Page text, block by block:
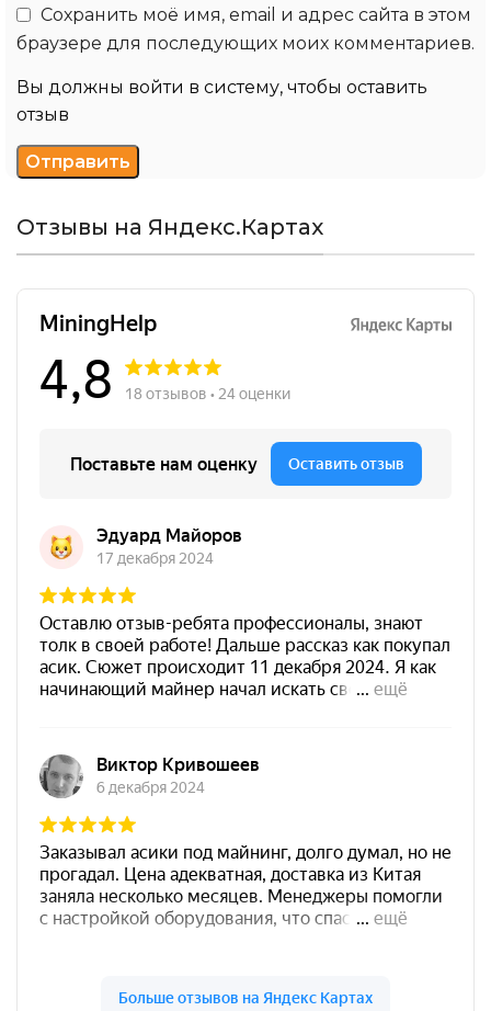
Сохранить моё имя, email и адрес сайта в этом
браузере для последующих моих комментариев.
Вы должны войти в систему, чтобы оставить
отзыв
Отзывы на Яндекс.Картах